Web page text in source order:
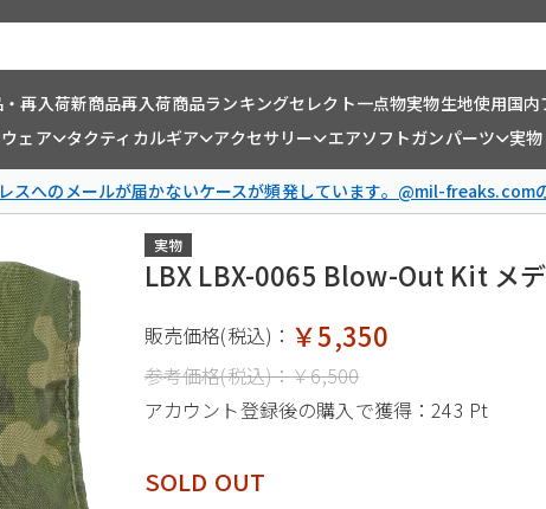
再入荷新商品再入荷商品ランキングセレクト一点物実物生地使用国内
ェア タクティカルギア アクセサリー エアソフトガンパーツ 実
スへのメールが届かないケースが頻発しています。@mil-freaks.com
実物
LBX LBX-0065 Blow-Out Kit メ
販売価格(税込)： ￥5,350
参考価格(税込)：￥6,500
アカウント登録後の購入で獲得：243 Pt
SOLD OUT